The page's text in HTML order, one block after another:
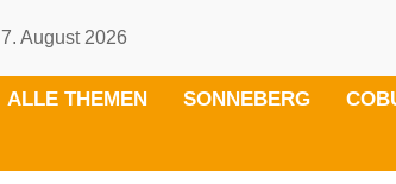
7. August 2026
ALLE THEMEN SONNEBERG